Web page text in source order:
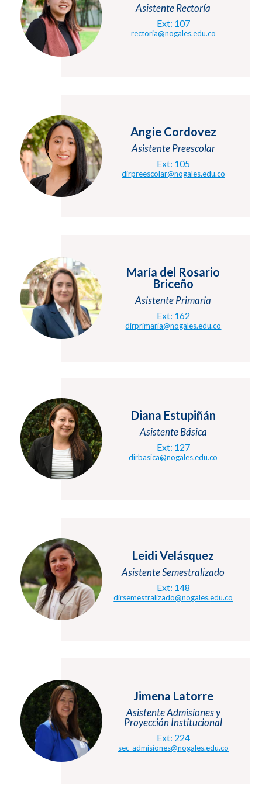
Asistente Rectoría
Ext: 107
rectoria@nogales.edu.co
Angie Cordovez
Asistente Preescolar
Ext: 105
dirpreescolar@nogales.edu.co
María del Rosario
Briceño
Asistente Primaria
Ext: 162
dirprimaria@nogales.edu.co
Diana Estupiñán
Asistente Básica
Ext: 127
dirbasica@nogales.edu.co
Leidi Velásquez
Asistente Semestralizado
Ext: 148
dirsemestralizado@nogales.edu.co
Jimena Latorre
Asistente Admisiones y
Proyección Institucional
Ext: 224
sec_admisiones@nogales.edu.co